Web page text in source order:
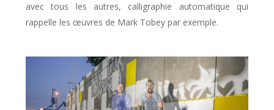
avec tous les autres, calligraphie automatique qui
rappelle les œuvres de Mark Tobey par exemple.